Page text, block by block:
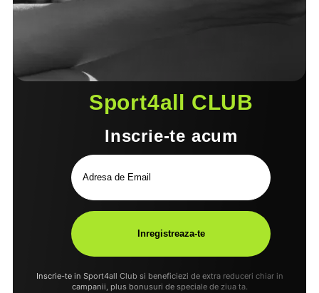
Sport4all CLUB
Inscrie-te acum
Inscrie-te in Sport4all Club si beneficiezi de extra reduceri chiar in
campanii, plus bonusuri de speciale de ziua ta.